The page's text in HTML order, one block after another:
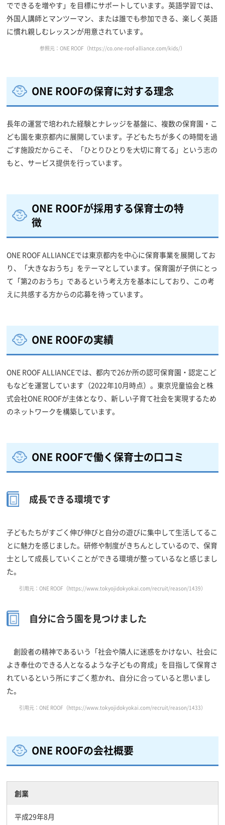
でできるを増やす」を目標にサポートしています。英語学習では、
外国人講師とマンツーマン、または誰でも参加できる、楽しく英語
に慣れ親しむレッスンが用意されています。
参照元：ONE ROOF（https://co.one-roof-alliance.com/kids/）
ONE ROOFの保育に対する理念
長年の運営で培われた経験とナレッジを基盤に、複数の保育園・こ
ども園を東京都内に展開しています。子どもたちが多くの時間を過
ごす施設だからこそ、「ひとりひとりを大切に育てる」という志の
もと、サービス提供を行っています。
ONE ROOFが採用する保育士の特
徴
ONE ROOF ALLIANCEでは東京都内を中心に保育事業を展開してお
り、「大きなおうち」をテーマとしています。保育園が子供にとっ
て「第2のおうち」であるという考え方を基本にしており、この考
えに共感する方からの応募を待っています。
ONE ROOFの実績
ONE ROOF ALLIANCEでは、都内で26か所の認可保育園・認定こど
もなどを運営しています（2022年10月時点）。東京児童協会と株
式会社ONE ROOFが主体となり、新しい子育て社会を実現するため
のネットワークを構築しています。
ONE ROOFで働く保育士の口コミ
成長できる環境です
子どもたちがすごく伸び伸びと自分の遊びに集中して生活してるこ
とに魅力を感じました。研修や制度がきちんとしているので、保育
士として成長していくことができる環境が整っているなと感じまし
た。
引用元：ONE ROOF（https://www.tokyojidokyokai.com/recruit/reason/1439）
自分に合う園を見つけました
創設者の精神であるいう「社会や隣人に迷惑をかけない、社会に
よき奉仕のできる人となるような子どもの育成」を目指して保育さ
れているという所にすごく惹かれ、自分に合っていると思いまし
た。
引用元：ONE ROOF（https://www.tokyojidokyokai.com/recruit/reason/1433）
ONE ROOFの会社概要
創業
平成29年8月